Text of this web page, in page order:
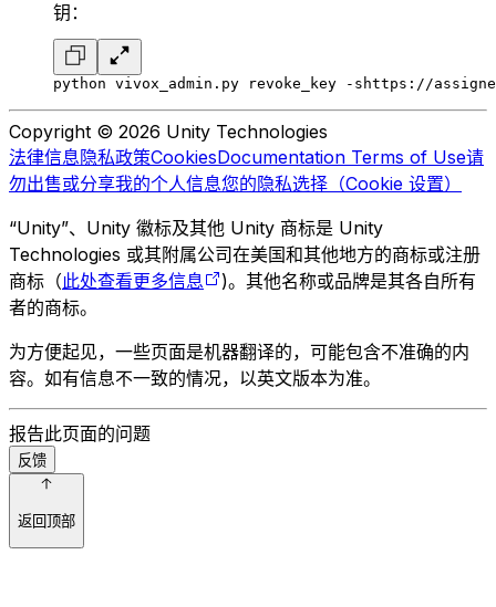
钥：
python vivox_admin.py revoke_key -s https://
Copyright © 2026 Unity Technologies
法律信息隐私政策CookiesDocumentation Terms of Use请
勿出售或分享我的个人信息您的隐私选择（Cookie 设置）
“Unity”、Unity 徽标及其他 Unity 商标是 Unity
Technologies 或其附属公司在美国和其他地方的商标或注册
商标（此处查看更多信息
)。其他名称或品牌是其各自所有
者的商标。
为方便起见，一些页面是机器翻译的，可能包含不准确的内
容。如有信息不一致的情况，以英文版本为准。
报告此页面的问题
反馈
返回顶部